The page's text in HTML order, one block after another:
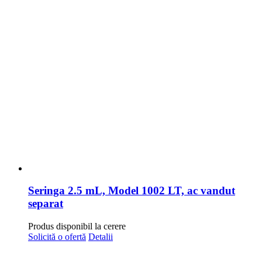
Seringa 2.5 mL, Model 1002 LT, ac vandut
separat
Produs disponibil la cerere
Solicită o ofertă Detalii